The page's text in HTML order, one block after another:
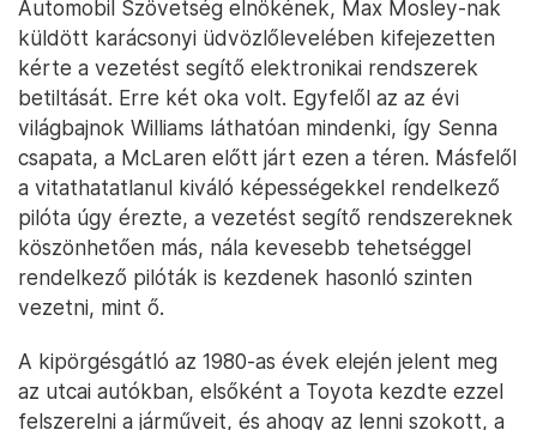
Automobil Szövetség elnökének, Max Mosley-nak
küldött karácsonyi üdvözlőlevelében kifejezetten
kérte a vezetést segítő elektronikai rendszerek
betiltását. Erre két oka volt. Egyfelől az az évi
világbajnok Williams láthatóan mindenki, így Senna
csapata, a McLaren előtt járt ezen a téren. Másfelől
a vitathatatlanul kiváló képességekkel rendelkező
pilóta úgy érezte, a vezetést segítő rendszereknek
köszönhetően más, nála kevesebb tehetséggel
rendelkező pilóták is kezdenek hasonló szinten
vezetni, mint ő.
A kipörgésgátló az 1980-as évek elején jelent meg
az utcai autókban, elsőként a Toyota kezdte ezzel
felszerelni a járműveit, és ahogy az lenni szokott, a